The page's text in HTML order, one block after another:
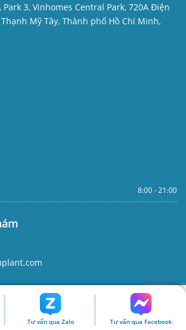
Park 3, Vinhomes Central Park, 720A Điện
Mỹ Tây, Thành phố Hồ Chí Minh,
8:00 - 21:00
Tư vấn qua Zalo Tư vấn qua Facebook